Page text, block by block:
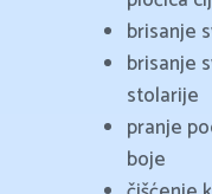
brisanje
brisanje
stolarije
pranje
boje